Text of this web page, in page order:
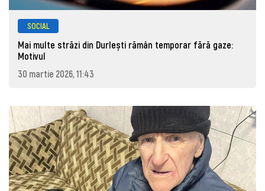
SOCIAL
Mai multe străzi din Durlești rămân temporar fără gaze:
Motivul
30 martie 2026, 11:43